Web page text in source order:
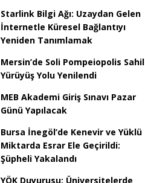
Starlink Bilgi Ağı: Uzaydan Gelen
İnternetle Küresel Bağlantıyı
Yeniden Tanımlamak
Mersin’de Soli Pompeiopolis Sahil
Yürüyüş Yolu Yenilendi
MEB Akademi Giriş Sınavı Pazar
Günü Yapılacak
Bursa İnegöl’de Kenevir ve Yüklü
Miktarda Esrar Ele Geçirildi:
Şüpheli Yakalandı
YÖK Duyurusu: Üniversitelerde